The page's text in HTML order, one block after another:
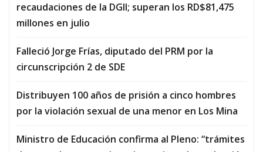
recaudaciones de la DGII; superan los RD$81,475
millones en julio
Falleció Jorge Frías, diputado del PRM por la
circunscripción 2 de SDE
Distribuyen 100 años de prisión a cinco hombres
por la violación sexual de una menor en Los Mina
Ministro de Educación confirma al Pleno: “trámites